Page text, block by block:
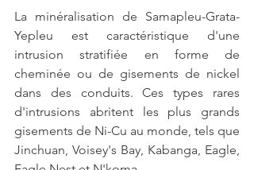
La minéralisation de Samapleu-Grata-
Yepleu est caractéristique d'une
intrusion stratifiée en forme de
cheminée ou de gisements de nickel
dans des conduits. Ces types rares
d'intrusions abritent les plus grands
gisements de Ni-Cu au monde, tels que
Jinchuan, Voisey's Bay, Kabanga, Eagle,